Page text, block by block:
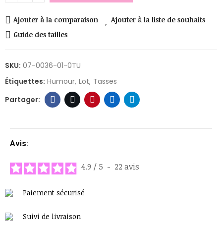
Ajouter à la comparaison
Ajouter à la liste de souhaits
Guide des tailles
SKU: 07-0036-01-0TU
Étiquettes: Humour Lot Tasses
Avis:
4.9 / 5 - 22 avis
Paiement sécurisé
Suivi de livraison